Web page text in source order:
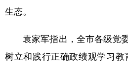
生态。
袁家军指出，全市各级党委
树立和践行正确政绩观学习